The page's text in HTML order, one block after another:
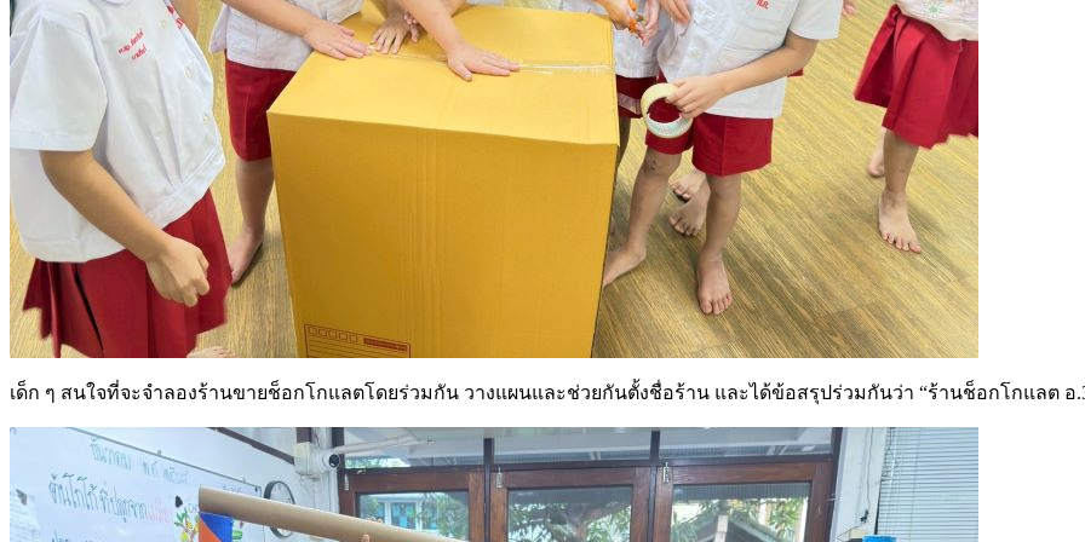
เด็ก ๆ สนใจที่จะจำลองร้านขายช็อกโกแลตโดยร่วมกัน วางแผนและช่วยกันตั้งชื่อร้าน และได้ข้อสรุปร่วมกันว่า “ร้านช็อกโกแลต อ